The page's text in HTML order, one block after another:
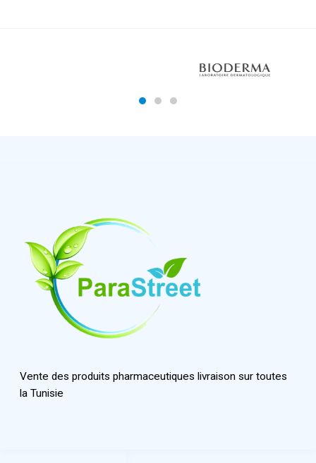
Vente des produits pharmaceutiques livraison sur toutes
la Tunisie